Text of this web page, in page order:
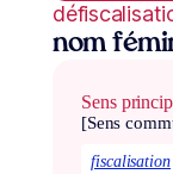
nom
Sens
[Sens
fiscalisation